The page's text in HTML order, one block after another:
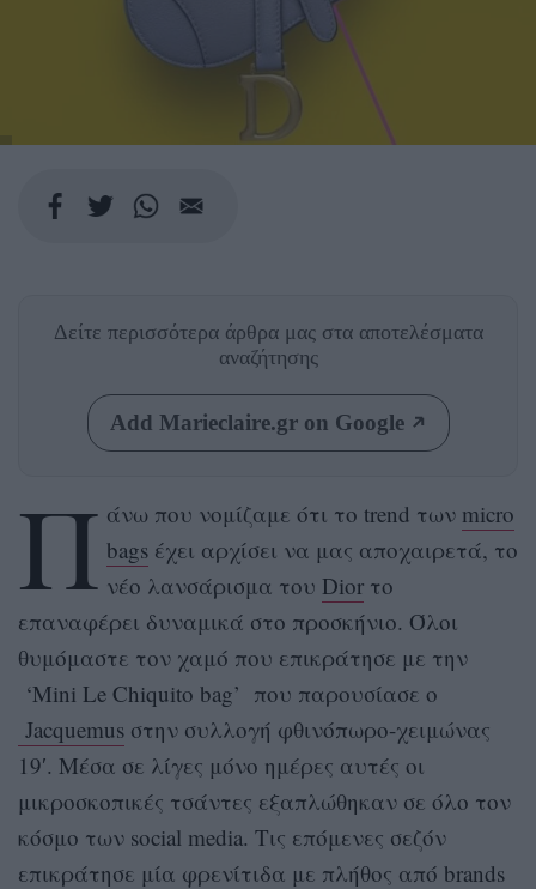
Δείτε περισσότερα άρθρα μας στα αποτελέσματα
αναζήτησης
Add Marieclaire.gr on Google
Π άνω που νομίζαμε ότι το trend των micro
bagsέχει αρχίσει να μας αποχαιρετά, το
νέο λανσάρισμα του Diorτο
επαναφέρει δυναμικά στο προσκήνιο. Όλοι
θυμόμαστε τον χαμό που επικράτησε με την
‘Mini Le Chiquito bag’ που παρουσίασε ο
Jacquemus στην συλλογή φθινόπωρο-χειμώνας
19′. Μέσα σε λίγες μόνο ημέρες αυτές οι
μικροσκοπικές τσάντες εξαπλώθηκαν σε όλο τον
κόσμο των social media. Τις επόμενες σεζόν
επικράτησε μία φρενίτιδα με πλήθος από brands